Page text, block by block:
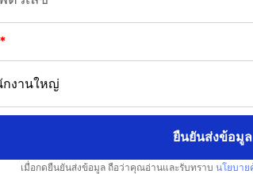
ยืนยันส่งข้อมูล
เมื่อกดยืนยันส่งข้อมูล ถือว่าคุณอ่านและรับทราบ นโยบา